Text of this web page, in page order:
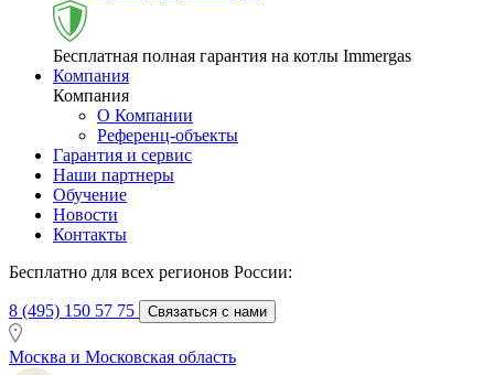
Бесплатная полная гарантия на котлы Immergas
Компания
Компания
О Компании
Референц-объекты
Гарантия и сервис
Наши партнеры
Обучение
Новости
Контакты
Бесплатно для всех регионов России:
8 (495) 150 57 75 Связаться с нами
Москва и Московская область